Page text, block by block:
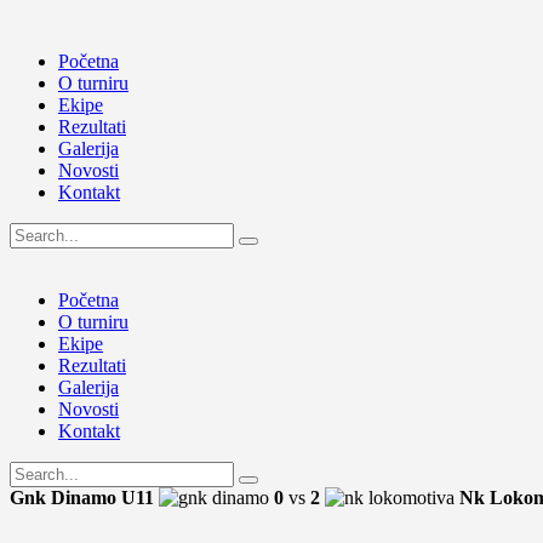
Početna
O turniru
Ekipe
Rezultati
Galerija
Novosti
Kontakt
Početna
O turniru
Ekipe
Rezultati
Galerija
Novosti
Kontakt
Gnk Dinamo U11 0 vs 2 Nk